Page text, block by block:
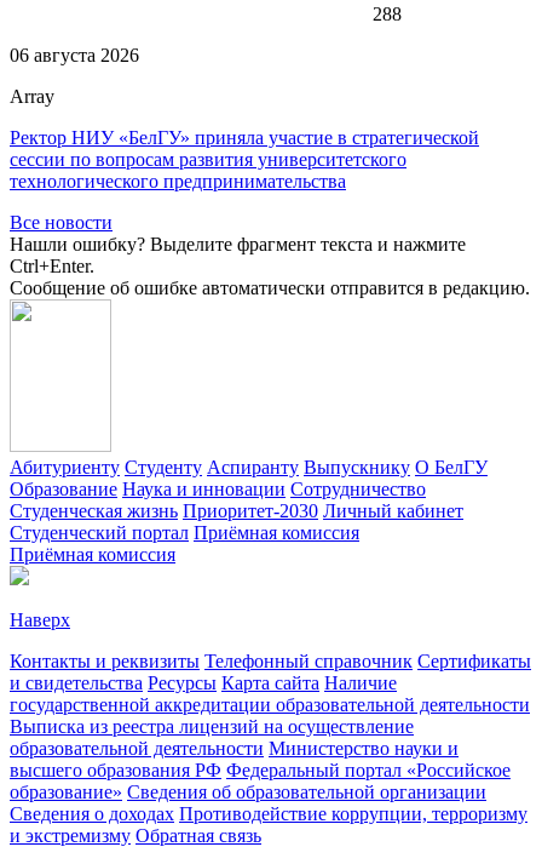
288
06 августа 2026
Array
Ректор НИУ «БелГУ» приняла участие в стратегической
сессии по вопросам развития университетского
технологического предпринимательства
Все новости
Нашли ошибку? Выделите фрагмент текста и нажмите
Ctrl+Enter.
Сообщение об ошибке автоматически отправится в редакцию.
Абитуриенту Студенту Аспиранту Выпускнику О БелГУ
Образование Наука и инновации Сотрудничество
Студенческая жизнь Приоритет-2030 Личный кабинет
Студенческий портал Приёмная комиссия
Приёмная комиссия
Наверх
Контакты и реквизиты Телефонный справочник Сертификаты
и свидетельства Ресурсы Карта сайта Наличие
государственной аккредитации образовательной деятельности
Выписка из реестра лицензий на осуществление
образовательной деятельности Министерствo науки и
высшего образования РФ Федеральный портал «Российское
образование» Сведения об образовательной организации
Сведения о доходах Противодействие коррупции, терроризму
и экстремизму Обратная связь